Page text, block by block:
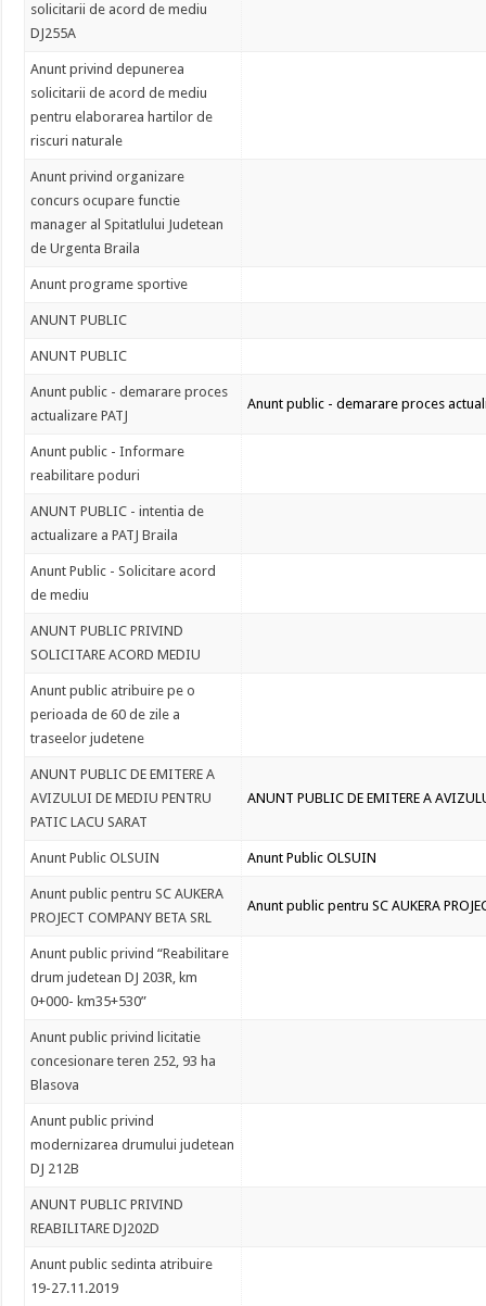
solicitarii de acord de mediu
DJ255A
Anunt privind depunerea
solicitarii de acord de mediu
pentru elaborarea hartilor de
riscuri naturale
Anunt privind organizare
concurs ocupare functie
manager al Spitatlului Judetean
de Urgenta Braila
Anunt programe sportive
ANUNT PUBLIC
ANUNT PUBLIC
Anunt public - demarare proces
actualizare PATJ
Anunt public - demarare proces
Anunt public - Informare
reabilitare poduri
ANUNT PUBLIC - intentia de
actualizare a PATJ Braila
Anunt Public - Solicitare acord
de mediu
ANUNT PUBLIC PRIVIND
SOLICITARE ACORD MEDIU
Anunt public atribuire pe o
perioada de 60 de zile a
traseelor judetene
ANUNT PUBLIC DE EMITERE A
AVIZULUI DE MEDIU PENTRU
PATIC LACU SARAT
ANUNT PUBLIC DE EMITERE A
Anunt Public OLSUIN Anunt Public OLSUIN
Anunt public pentru SC AUKERA
PROJECT COMPANY BETA SRL
Anunt public pentru SC AUKERA
Anunt public privind “Reabilitare
drum judetean DJ 203R, km
0+000- km35+530”
Anunt public privind licitatie
concesionare teren 252, 93 ha
Blasova
Anunt public privind
modernizarea drumului judetean
DJ 212B
ANUNT PUBLIC PRIVIND
REABILITARE DJ202D
Anunt public sedinta atribuire
19-27.11.2019